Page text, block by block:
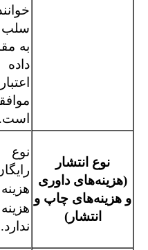
سلب
به
است.
نوع انتشار
(هزینه‌های داوری
و هزینه‌های چاپ و
انتشار)
نوع
ندارد.